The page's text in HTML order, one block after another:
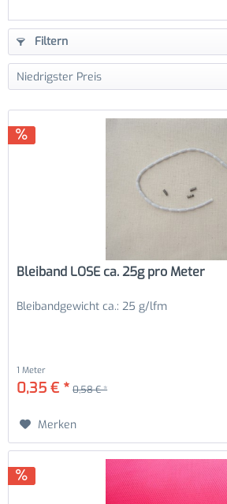
Filtern
Bleiband LOSE ca. 25g pro Meter
Bleibandgewicht ca.: 25 g/lfm
1 Meter
0,35 € * 0,58 € *
Merken